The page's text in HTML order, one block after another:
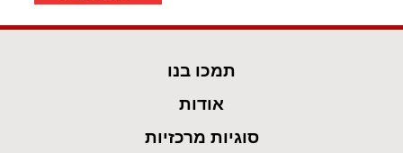
תמכו בנו
אודות
סוגיות מרכזיות